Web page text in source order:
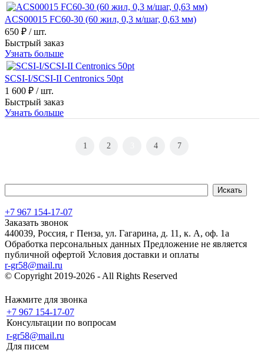
ACS00015 FC60-30 (60 жил, 0,3 м/шаг, 0,63 мм)
650 ₽ / шт.
Быстрый заказ
Узнать больше
SCSI-I/SCSI-II Centronics 50pt
1 600 ₽ / шт.
Быстрый заказ
Узнать больше
1 2 4 7
+7 967 154-17-07
Заказать звонок
440039, Россия, г Пенза, ул. Гагарина, д. 11, к. А, оф. 1а
Обработка персональных данных Предложение не является
публичной офертой Условия доставки и оплаты
r-gr58@mail.ru
© Copyright 2019-2026 - All Rights Reserved
Нажмите для звонка
+7 967 154-17-07
Консультации по вопросам
r-gr58@mail.ru
Для писем